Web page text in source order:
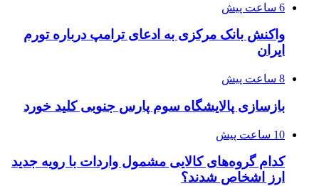
6 ساعت پیش
واکنش بانک مرکزی به ادعای ترامپ درباره تورم
ایران
8 ساعت پیش
بازسازی پالایشگاه سوم پارس جنوبی کلید خورد
10 ساعت پیش
کدام گروه‌های کالایی مشمول واردات با رویه جدید
ارز اشخاص شدند؟